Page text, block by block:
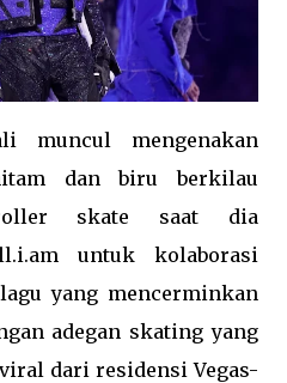
muncul mengenakan
dan biru berkilau
skate saat dia
untuk kolaborasi
yang mencerminkan
adegan skating yang
dari residensi Vegas-